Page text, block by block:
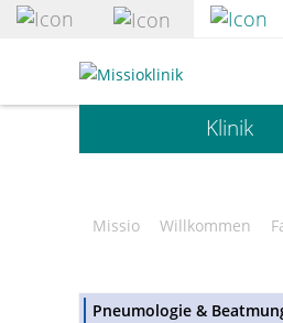
zum
Standort
Missioklinik
•Klinikum
Mitte
gGmbH
Klinik
Missio Willkommen
Pneumologie &